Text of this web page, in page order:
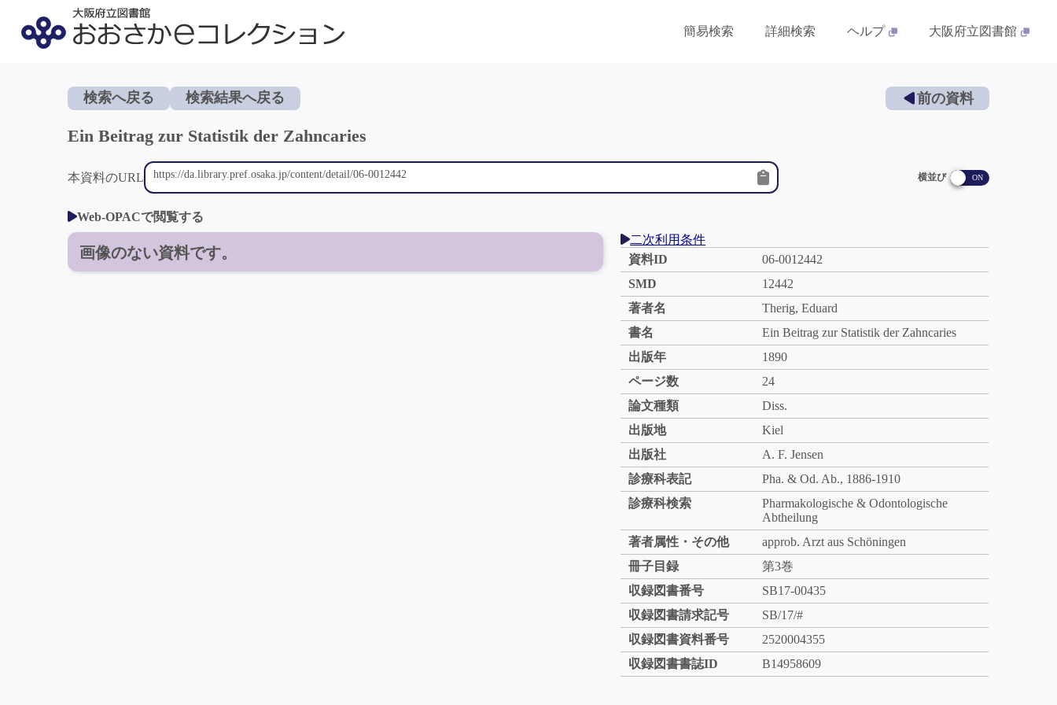
簡易検索 詳細検索 ヘルプ 大阪府立図書館
検索へ戻る 検索結果へ戻る 前の資料
Ein Beitrag zur Statistik der Zahncaries
本資料のURL 横並び
Web-OPACで閲覧する
画像のない資料です。
二次利用条件
資料ID
06-0012442
SMD
12442
著者名
Therig, Eduard
書名
Ein Beitrag zur Statistik der Zahncaries
出版年
1890
ページ数
24
論文種類
Diss.
出版地
Kiel
出版社
A. F. Jensen
診療科表記
Pha. & Od. Ab., 1886-1910
診療科検索
Pharmakologische & Odontologische
Abtheilung
著者属性・その他
approb. Arzt aus Schöningen
冊子目録
第3巻
収録図書番号
SB17-00435
収録図書請求記号
SB/17/#
収録図書資料番号
2520004355
収録図書書誌ID
B14958609